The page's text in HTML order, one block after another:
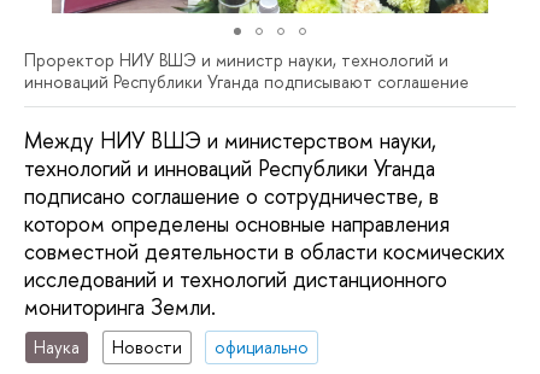
Проректор НИУ ВШЭ и министр науки, технологий и
инноваций Республики Уганда подписывают соглашение
Между НИУ ВШЭ и министерством науки,
технологий и инноваций Республики Уганда
подписано соглашение о сотрудничестве, в
котором определены основные направления
совместной деятельности в области космических
исследований и технологий дистанционного
мониторинга Земли.
Наука Новости
официально